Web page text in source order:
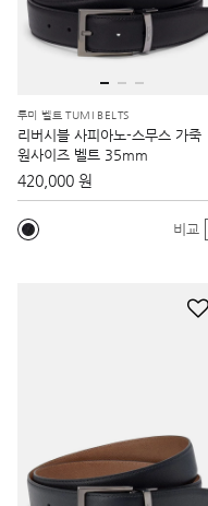
투미 벨트 TUMI BELTS
리버시블 사피아노-스무스 가죽
원사이즈 벨트 35mm
420,000 원
비교